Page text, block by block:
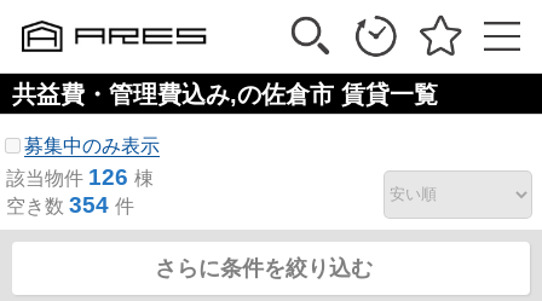
共益費・管理費込み,の佐倉市 賃貸一覧
募集中のみ表示
該当物件 126 棟
空き数 354 件
さらに条件を絞り込む